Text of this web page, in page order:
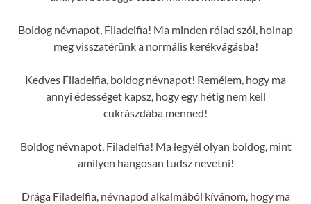
Boldog névnapot, Filadelfia! Ma minden rólad szól, holnap
meg visszatérünk a normális kerékvágásba!
Kedves Filadelfia, boldog névnapot! Remélem, hogy ma
annyi édességet kapsz, hogy egy hétig nem kell
cukrászdába menned!
Boldog névnapot, Filadelfia! Ma legyél olyan boldog, mint
amilyen hangosan tudsz nevetni!
Drága Filadelfia, névnapod alkalmából kívánom, hogy ma